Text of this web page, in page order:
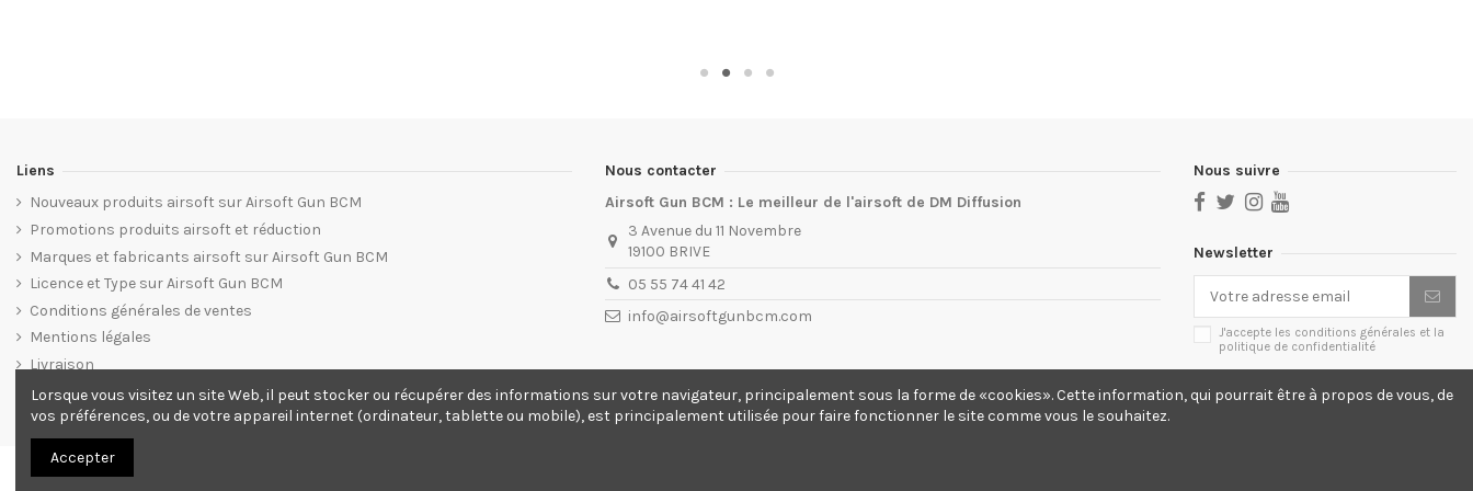
Liens
Nouveaux produits airsoft sur Airsoft Gun BCM
Promotions produits airsoft et réduction
Marques et fabricants airsoft sur Airsoft Gun BCM
Licence et Type sur Airsoft Gun BCM
Conditions générales de ventes
Mentions légales
Livraison
Plan du site web Airsoft Gun BCM
Nous contacter
Airsoft Gun BCM : Le meilleur de l'airsoft de DM Diffusion
3 Avenue du 11 Novembre
19100 BRIVE
05 55 74 41 42
info@airsoftgunbcm.com
Nous suivre
Newsletter
J'accepte les conditions générales et la
politique de confidentialité
© 2012. Tous droits réservés.
Lorsque vous visitez un site Web, il peut stocker ou récupérer des informations sur votre navigateur, principalement sous la forme de «cookies». Cette information, qui pourrait être à propos de vous, de
vos préférences, ou de votre appareil internet (ordinateur, tablette ou mobile), est principalement utilisée pour faire fonctionner le site comme vous le souhaitez.
Accepter